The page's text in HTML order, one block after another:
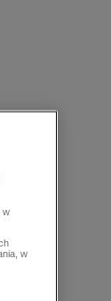
w
w